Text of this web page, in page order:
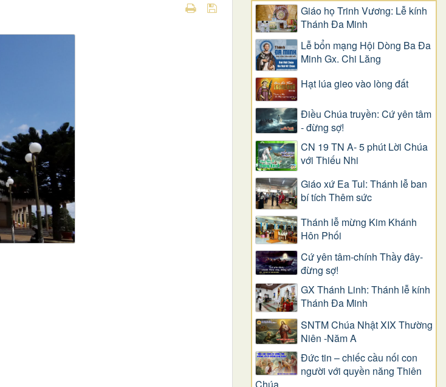
Giáo họ Trinh Vương: Lễ kính
Thánh Đa Minh
Lễ bổn mạng Hội Dòng Ba Đa
Minh Gx. Chi Lăng
Hạt lúa gieo vào lòng đất
Điều Chúa truyền: Cứ yên tâm
- đừng sợ!
CN 19 TN A- 5 phút Lời Chúa
với Thiếu Nhi
Giáo xứ Ea Tul: Thánh lễ ban
bí tích Thêm sức
Thánh lễ mừng Kim Khánh
Hôn Phối
Cứ yên tâm-chính Thầy đây-
đừng sợ!
GX Thánh Linh: Thánh lễ kính
Thánh Đa Minh
SNTM Chúa Nhật XIX Thường
Niên -Năm A
Đức tin – chiếc cầu nối con
người với quyền năng Thiên
Chúa